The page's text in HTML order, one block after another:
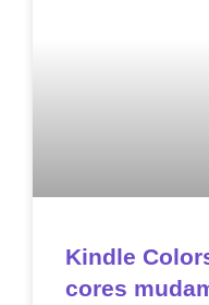
Kindle
cores